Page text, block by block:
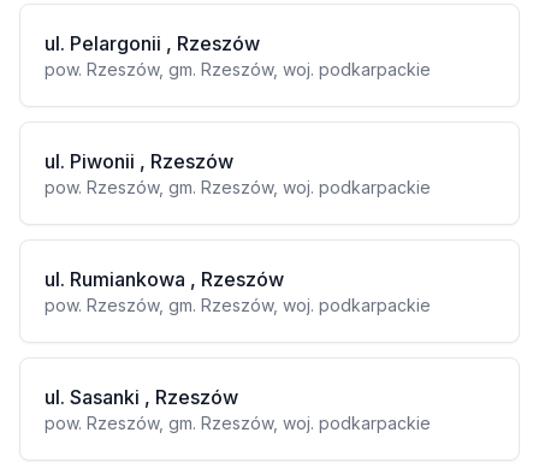
ul. Pelargonii , Rzeszów
pow. Rzeszów, gm. Rzeszów, woj. podkarpackie
ul. Piwonii , Rzeszów
pow. Rzeszów, gm. Rzeszów, woj. podkarpackie
ul. Rumiankowa , Rzeszów
pow. Rzeszów, gm. Rzeszów, woj. podkarpackie
ul. Sasanki , Rzeszów
pow. Rzeszów, gm. Rzeszów, woj. podkarpackie